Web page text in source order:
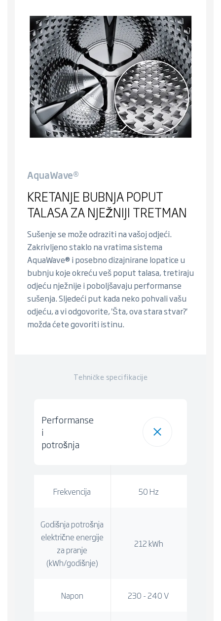
AquaWave®
KRETANJE BUBNJA POPUT
TALASA ZA NJEŽNIJI TRETMAN
Sušenje se može odraziti na vašoj odjeći.
Zakrivljeno staklo na vratima sistema
AquaWave® i posebno dizajnirane lopatice u
bubnju koje okreću veš poput talasa, tretiraju
odjeću nježnije i poboljšavaju performanse
sušenja. Sljedeći put kada neko pohvali vašu
odjeću, a vi odgovorite, 'Šta, ova stara stvar?'
možda ćete govoriti istinu.
Tehničke specifikacije
Performanse
i
potrošnja
Frekvencija 50 Hz
Godišnja potrošnja
električne energije
za pranje
(kWh/godišnje)
212 kWh
Napon 230 - 240 V